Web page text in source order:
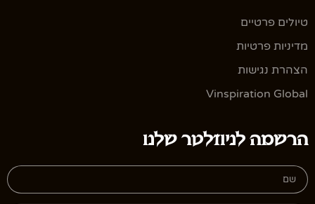
טיולים פרטיים
מדיניות פרטיות
הצהרת נגישות
Vinspiration Global
הרשמה לניוזלטר שלנו